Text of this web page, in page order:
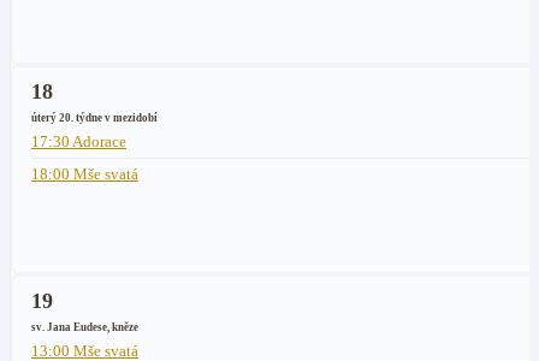
18
úterý 20. týdne v mezidobí
17:30 Adorace
18:00 Mše svatá
19
sv. Jana Eudese, kněze
13:00 Mše svatá